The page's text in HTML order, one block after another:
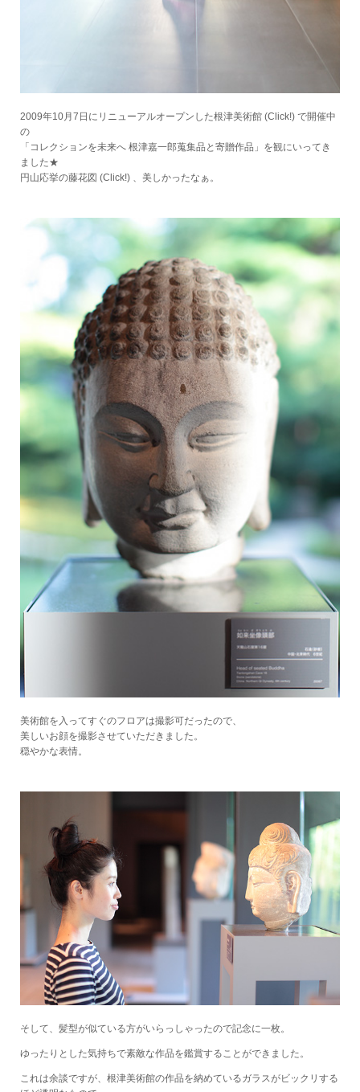
2009年10月7日にリニューアルオープンした根津美術館 (Click!) で開催中
の
「コレクションを未来へ 根津嘉一郎蒐集品と寄贈作品」を観にいってき
ました★
円山応挙の藤花図 (Click!) 、美しかったなぁ。
美術館を入ってすぐのフロアは撮影可だったので、
美しいお顔を撮影させていただきました。
穏やかな表情。
そして、髪型が似ている方がいらっしゃったので記念に一枚。
ゆったりとした気持ちで素敵な作品を鑑賞することができました。
これは余談ですが、根津美術館の作品を納めているガラスがビックリする